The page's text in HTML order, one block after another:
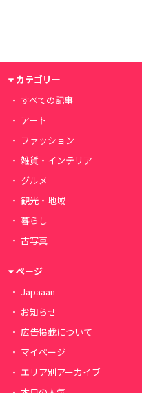
カテゴリー
すべての記事
アート
ファッション
雑貨・インテリア
グルメ
観光・地域
暮らし
古写真
ページ
Japaaan
お知らせ
広告掲載について
マイページ
エリア別アーカイブ